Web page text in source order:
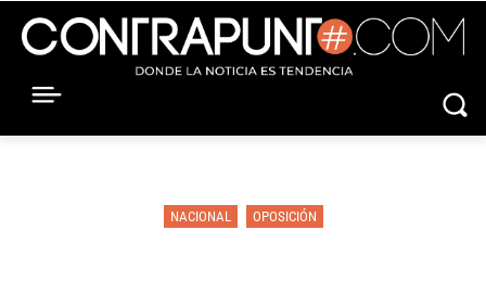
NACIONAL OPOSICIÓN